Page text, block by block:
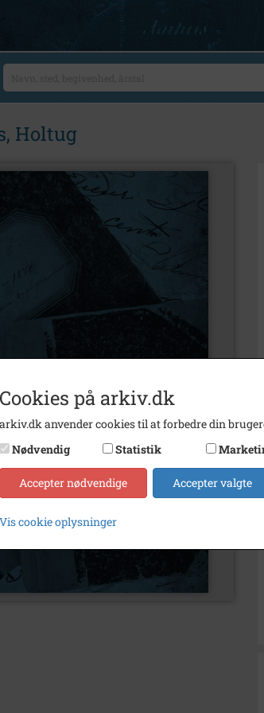
Holtug
Cookies på arkiv.dk
arkiv.dk anvender cookies til at forbedre din
Nødvendig
Statistik
Accepter nødvendige Accepter valgte
Vis cookie oplysninger